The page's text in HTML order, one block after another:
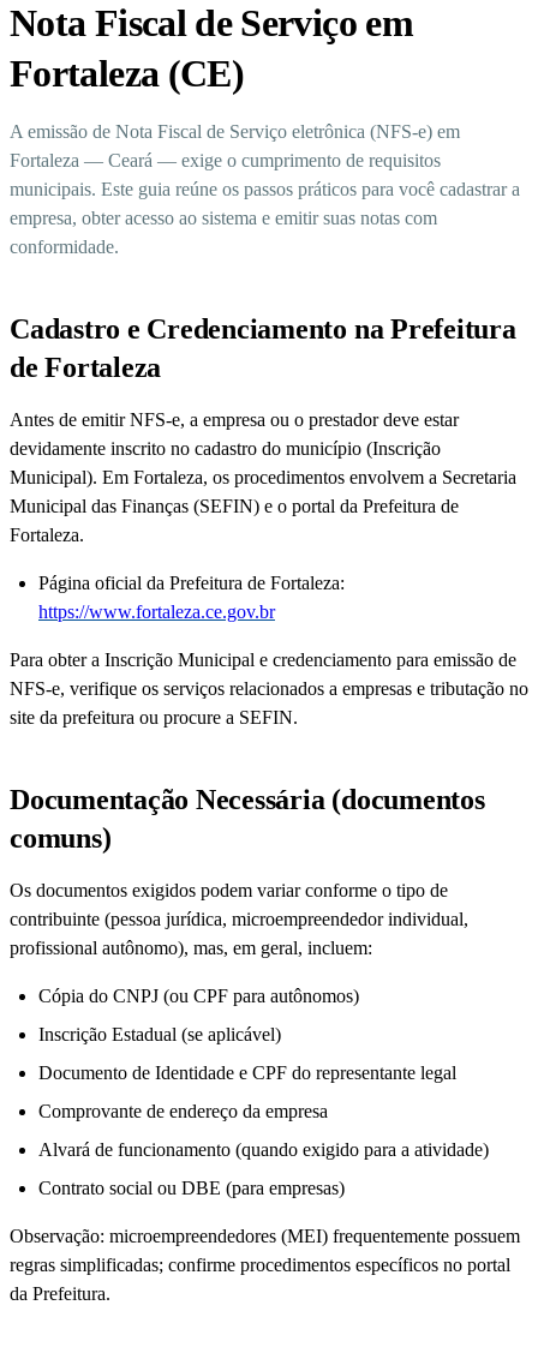
Nota Fiscal de Serviço em
Fortaleza (CE)
A emissão de Nota Fiscal de Serviço eletrônica (NFS-e) em
Fortaleza — Ceará — exige o cumprimento de requisitos
municipais. Este guia reúne os passos práticos para você cadastrar a
empresa, obter acesso ao sistema e emitir suas notas com
conformidade.
Cadastro e Credenciamento na Prefeitura
de Fortaleza
Antes de emitir NFS-e, a empresa ou o prestador deve estar
devidamente inscrito no cadastro do município (Inscrição
Municipal). Em Fortaleza, os procedimentos envolvem a Secretaria
Municipal das Finanças (SEFIN) e o portal da Prefeitura de
Fortaleza.
Página oficial da Prefeitura de Fortaleza:
https://www.fortaleza.ce.gov.br
Para obter a Inscrição Municipal e credenciamento para emissão de
NFS-e, verifique os serviços relacionados a empresas e tributação no
site da prefeitura ou procure a SEFIN.
Documentação Necessária (documentos
comuns)
Os documentos exigidos podem variar conforme o tipo de
contribuinte (pessoa jurídica, microempreendedor individual,
profissional autônomo), mas, em geral, incluem:
Cópia do CNPJ (ou CPF para autônomos)
Inscrição Estadual (se aplicável)
Documento de Identidade e CPF do representante legal
Comprovante de endereço da empresa
Alvará de funcionamento (quando exigido para a atividade)
Contrato social ou DBE (para empresas)
Observação: microempreendedores (MEI) frequentemente possuem
regras simplificadas; confirme procedimentos específicos no portal
da Prefeitura.